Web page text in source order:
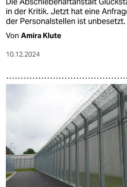
in der Kritik. Jetzt hat eine
der Personalstellen ist unbesetzt.
Von Amira Klute
10.12.2024